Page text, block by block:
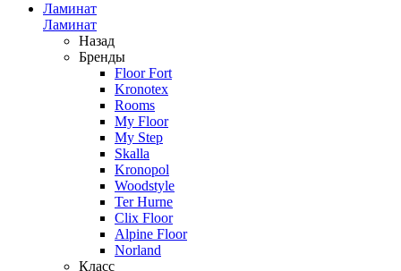
Ламинат
Ламинат
Назад
Бренды
Floor Fort
Kronotex
Rooms
My Floor
My Step
Skalla
Kronopol
Woodstyle
Ter Hurne
Clix Floor
Alpine Floor
Norland
Класс